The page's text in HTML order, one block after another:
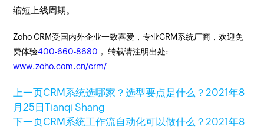
缩短上线周期。
Zoho CRM受国内外企业一致喜爱，专业CRM系统厂商，欢迎免
费体验400-660-8680 ， 转载请注明出处:
www.zoho.com.cn/crm/
上一页CRM系统选哪家？选型要点是什么？2021年8
月25日Tianqi Shang
下一页CRM系统工作流自动化可以做什么？2021年8